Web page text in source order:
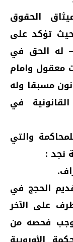
47 من ميثاق الحقوق
حيث تؤكد على
له الحق في
معقول وامام
مسبقا وله
في
والتي
نجد :
الحجج في
على الآخر
فحصه من